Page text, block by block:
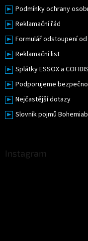
Podmínky ochrany
Reklamační řád
Formulář odstoupení
Reklamační list
Splátky ESSOX a COFIDIS
Podporujeme
Nejčastější dotazy
Slovník pojmů
Instagram